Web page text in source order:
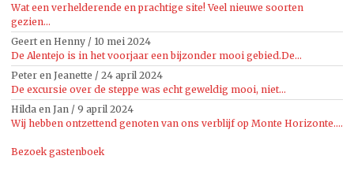
Wat een verhelderende en prachtige site! Veel nieuwe soorten
gezien...
Geert en Henny / 10 mei 2024
De Alentejo is in het voorjaar een bijzonder mooi gebied.De...
Peter en Jeanette / 24 april 2024
De excursie over de steppe was echt geweldig mooi, niet...
Hilda en Jan / 9 april 2024
Wij hebben ontzettend genoten van ons verblijf op Monte Horizonte....
Bezoek gastenboek